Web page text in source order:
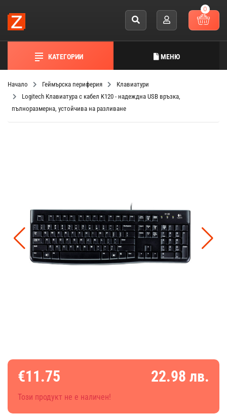
0
КАТЕГОРИИ МЕНЮ
Начало Геймърска периферия
Клавиатури
Logitech Клавиатура с кабел K120 - надеждна USB връзка,
пълноразмерна, устойчива на разливане
€11.75 22.98 лв.
Този продукт не е наличен!